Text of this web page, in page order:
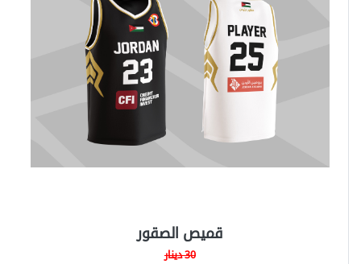
قميص الصقور
30 دينار